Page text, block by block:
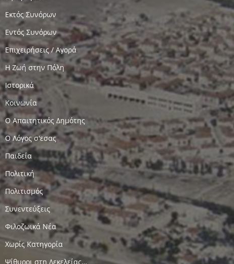
Εκτός Συνόρων
Εντός Συνόρων
Επιχειρήσεις / Αγορά
Η Ζωή στην Πόλη
Ιστορικά
Κοινωνία
Ο Απαιτητικός Δημότης
Ο Λόγος σ'εσας
Παιδεία
Πολιτική
Πολιτισμός
Συνεντεύξεις
Φιλοζωικά Νέα
Χωρίς Κατηγορία
Ψίθυροι στη Δεκελείας…